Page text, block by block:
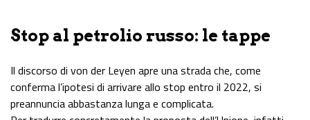
Stop al petrolio russo: le tappe
Il discorso di von der Leyen apre una strada che, come
conferma l’ipotesi di arrivare allo stop entro il 2022, si
preannuncia abbastanza lunga e complicata.